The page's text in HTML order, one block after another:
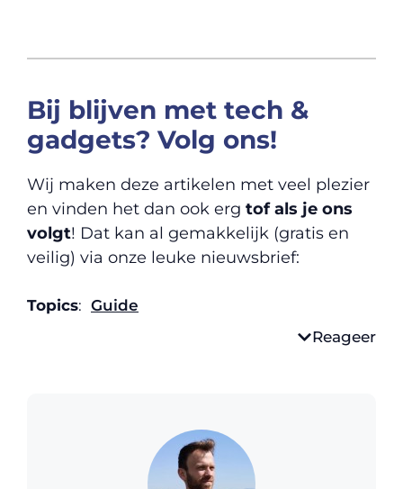
Bij blijven met tech &
gadgets? Volg ons!
Wij maken deze artikelen met veel plezier
en vinden het dan ook erg tof als je ons
volgt! Dat kan al gemakkelijk (gratis en
veilig) via onze leuke nieuwsbrief:
Topics: Guide
Reageer